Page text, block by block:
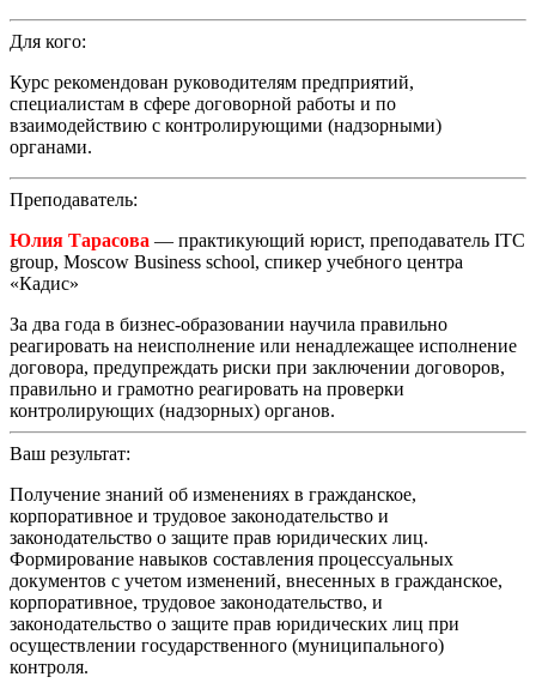
Для кого:
Курс рекомендован руководителям предприятий,
специалистам в сфере договорной работы и по
взаимодействию с контролирующими (надзорными)
органами.
Преподаватель:
Юлия Тарасова — практикующий юрист, преподаватель ITC
group, Moscow Business school, спикер учебного центра
«Кадис»
За два года в бизнес-образовании научила правильно
реагировать на неисполнение или ненадлежащее исполнение
договора, предупреждать риски при заключении договоров,
правильно и грамотно реагировать на проверки
контролирующих (надзорных) органов.
Ваш результат:
Получение знаний об изменениях в гражданское,
корпоративное и трудовое законодательство и
законодательство о защите прав юридических лиц.
Формирование навыков составления процессуальных
документов с учетом изменений, внесенных в гражданское,
корпоративное, трудовое законодательство, и
законодательство о защите прав юридических лиц при
осуществлении государственного (муниципального)
контроля.